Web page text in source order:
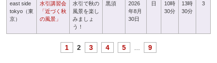
east side
tokyo（東
京）
水引講習会
「近づく秋
の風景」
水引で秋の
風景を楽し
みましょ
う！
黒須
2026
年8月
30日
日
10時
30分
13時
30分
3
1 2 3 4 5 9